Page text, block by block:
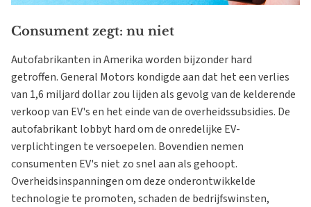
Consument zegt: nu niet
Autofabrikanten in Amerika worden bijzonder hard
getroffen. General Motors kondigde aan dat het een verlies
van 1,6 miljard dollar zou lijden als gevolg van de kelderende
verkoop van EV's en het einde van de overheidssubsidies. De
autofabrikant lobbyt hard om de onredelijke EV-
verplichtingen te versoepelen. Bovendien nemen
consumenten EV's niet zo snel aan als gehoopt.
Overheidsinspanningen om deze onderontwikkelde
technologie te promoten, schaden de bedrijfswinsten,